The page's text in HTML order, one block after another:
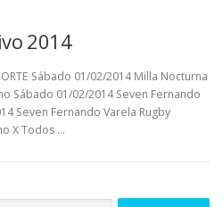
2014
Sábado 01/02/2014 Milla Nocturna
Sábado 01/02/2014 Seven Fernando
Seven Fernando Varela Rugby
X Todos …